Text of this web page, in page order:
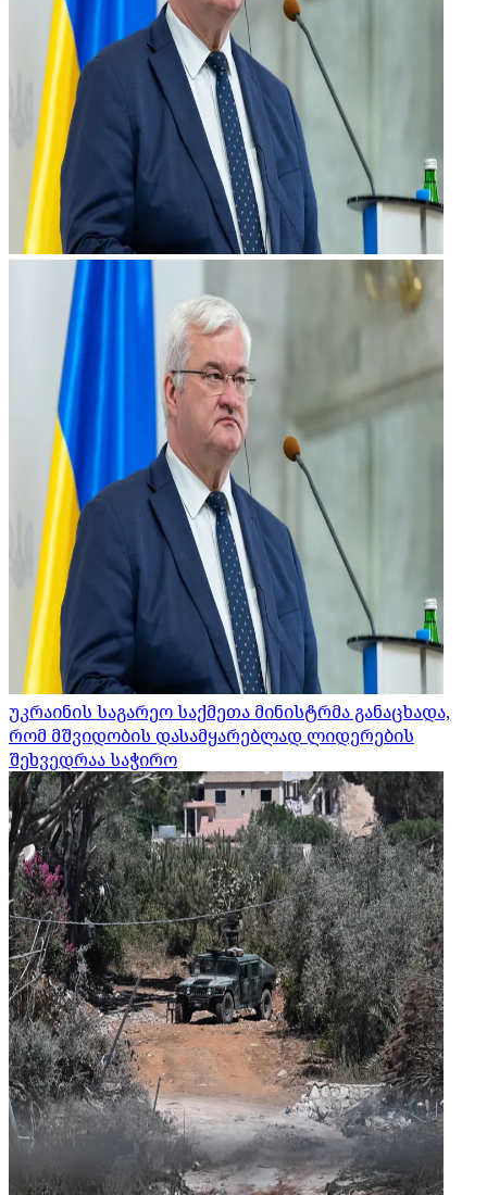
უკრაინის საგარეო საქმეთა მინისტრმა განაცხადა,
რომ მშვიდობის დასამყარებლად ლიდერების
შეხვედრაა საჭირო